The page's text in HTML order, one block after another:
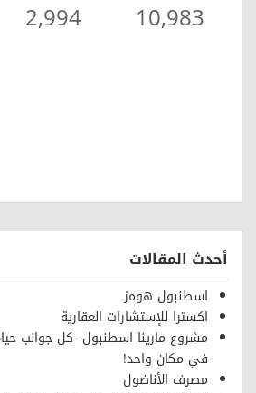
10,983
2,994
أحدث المقالات
اسطنبول هومز
اكسترا للإستشارات العقارية
مشروع مارينا اسطنبول- كل جوانب
في مكان واحد!
مصرف الأناضول